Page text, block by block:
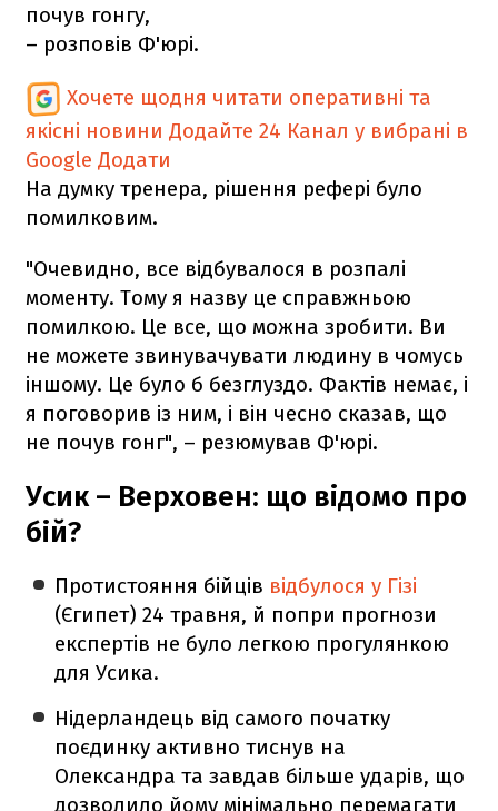
почув гонгу,
– розповів Ф'юрі.
Хочете щодня читати оперативні та
якісні новини Додайте 24 Канал у вибрані в
Google Додати
На думку тренера, рішення рефері було
помилковим.
"Очевидно, все відбувалося в розпалі
моменту. Тому я назву це справжньою
помилкою. Це все, що можна зробити. Ви
не можете звинувачувати людину в чомусь
іншому. Це було б безглуздо. Фактів немає, і
я поговорив із ним, і він чесно сказав, що
не почув гонг", – резюмував Ф'юрі.
Усик – Верховен: що відомо про
бій?
Протистояння бійців відбулося у Гізі
(Єгипет) 24 травня, й попри прогнози
експертів не було легкою прогулянкою
для Усика.
Нідерландець від самого початку
поєдинку активно тиснув на
Олександра та завдав більше ударів, що
дозволило йому мінімально перемагати